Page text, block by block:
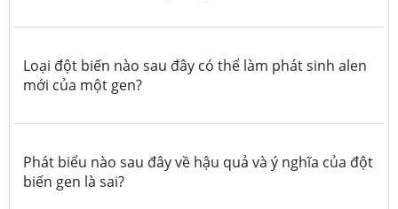
Loại đột biến nào sau đây có thể làm phát sinh alen
mới của một gen?
Phát biểu nào sau đây về hậu quả và ý nghĩa của đột
biến gen là sai?